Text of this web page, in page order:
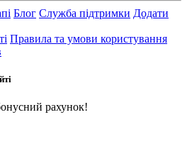
Блог Служба підтримки Додати
Правила та умови користування
рахунок!